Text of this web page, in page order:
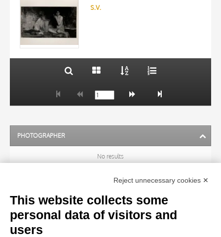
s.v.
PHOTOGRAPHER
No results
TITLE
Reject unnecessary cookies ✕
This website collects some
personal data of visitors and
users